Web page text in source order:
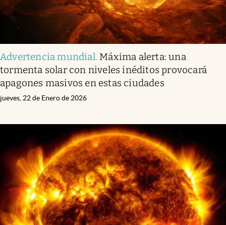
Advertencia mundial. Máxima alerta: una
tormenta solar con niveles inéditos provocará
apagones masivos en estas ciudades
jueves, 22 de Enero de 2026